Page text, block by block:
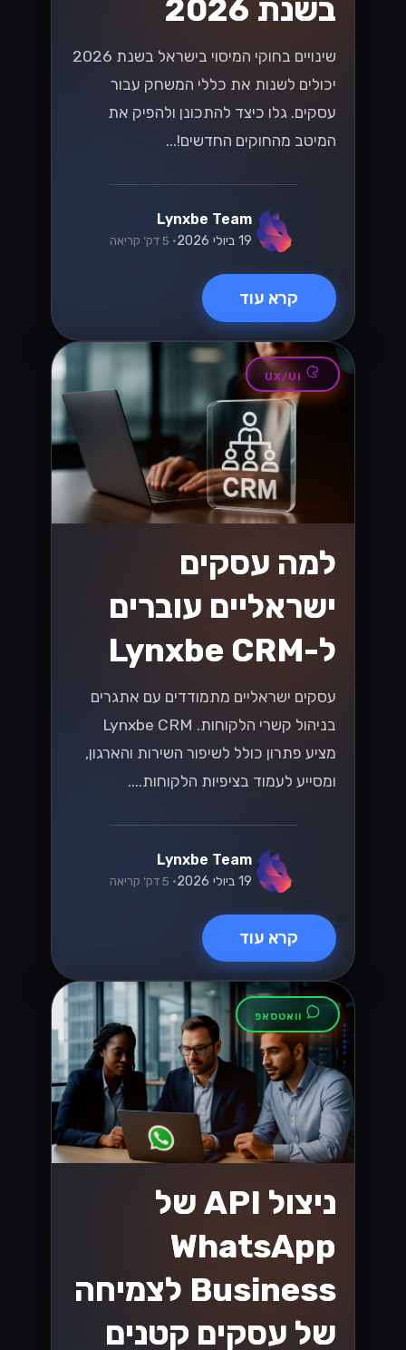
לעסקים בישראל
את כללי המשחק לעסקים בישראל! עם
הזדמנויות חדשות ליצירת קשר עם לקוחות,
הגיע הזמן להפוך את התקשורת שלך
ליעילה יותר....
קרא עוד
טכנולוגיה
ניווט בשינויים
במיסוי בישראל: מה
שעסקים קטנים
ובינוניים צריכים
לדעת
עם התפתחות חוקי המס בישראל, עסקים
קטנים ובינוניים (SMBs) מתמודדים עם
אתגרים והזדמנויות חדשים. גלו תובנות
הללו במס, ולהבטיח שהעסק שלכם יפרח
בסביבה המשתנה!...
Lynxbe Team
7 ביולי 2026 • 5 דק׳ קריאה
קרא עוד
וואטסאפ